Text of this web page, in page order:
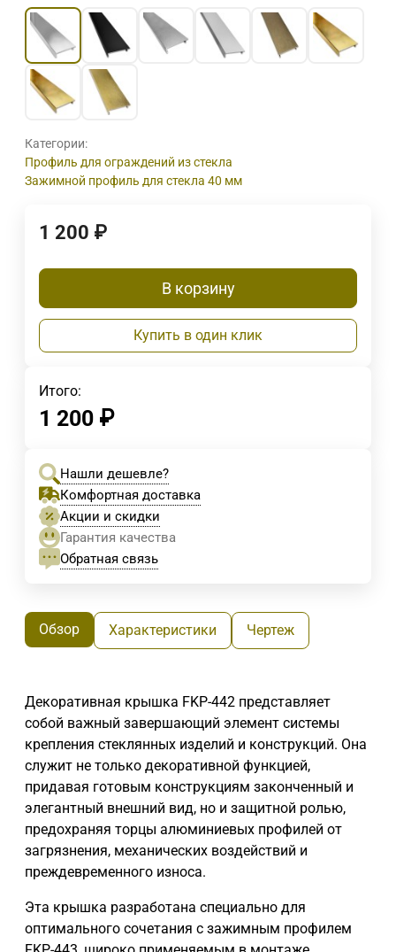
Категории:
Профиль для ограждений из стекла
Зажимной профиль для стекла 40 мм
1 200 ₽
В корзину
Купить в один клик
Итого:
1 200 ₽
Нашли дешевле?
Комфортная доставка
Акции и скидки
Гарантия качества
Обратная связь
Обзор Характеристики Чертеж
Декоративная крышка FKP-442 представляет
собой важный завершающий элемент системы
крепления стеклянных изделий и конструкций. Она
служит не только декоративной функцией,
придавая готовым конструкциям законченный и
элегантный внешний вид, но и защитной ролью,
предохраняя торцы алюминиевых профилей от
загрязнения, механических воздействий и
преждевременного износа.
Эта крышка разработана специально для
оптимального сочетания с зажимным профилем